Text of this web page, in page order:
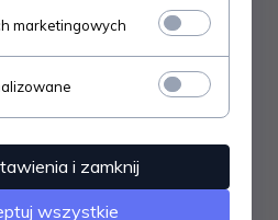
marketingowych
i zamknij
wszystkie